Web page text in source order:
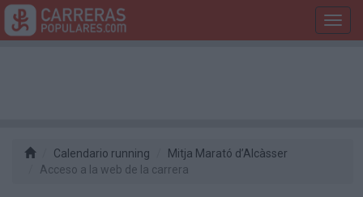
Calendario running
Mitja Marató d’Alcàsser
Acceso a la web de la carrera